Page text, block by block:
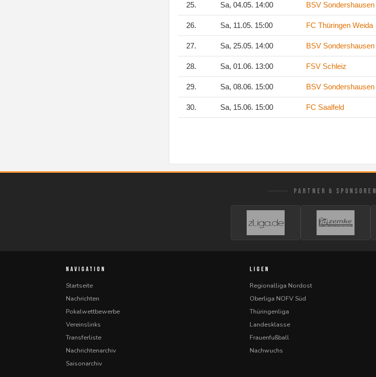
25. Sa, 04.05. 14:00 BSV Sondershausen
26. Sa, 11.05. 15:00 FC Thüringen Weida
27. Sa, 25.05. 14:00 BSV Sondershausen
28. Sa, 01.06. 13:00 FSV Schleiz
29. Sa, 08.06. 15:00 BSV Sondershausen
30. Sa, 15.06. 15:00 FC Saalfeld
PARTNER & SPONSOREN
NAVIGATION
Startseite
Nachrichten
Pokalwettbewerbe
Vereinslinks
Transferliste
Nachrichtenarchiv
Saisonarchiv
LIGEN
Regionalliga Nordost
Oberliga NOFV Süd
Thüringenliga
Landesklasse
Frauenfußball
Nachwuchs